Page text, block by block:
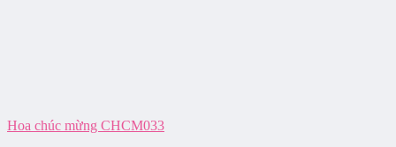
Hoa chúc mừng CHCM033